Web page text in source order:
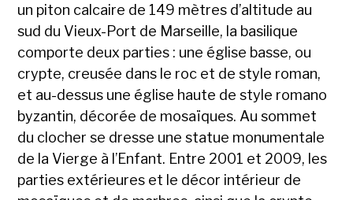
un piton calcaire de 149 mètres d’altitude au
sud du Vieux-Port de Marseille, la basilique
comporte deux parties : une église basse, ou
crypte, creusée dans le roc et de style roman,
et au-dessus une église haute de style romano
byzantin, décorée de mosaïques. Au sommet
du clocher se dresse une statue monumentale
de la Vierge à l’Enfant. Entre 2001 et 2009, les
parties extérieures et le décor intérieur de